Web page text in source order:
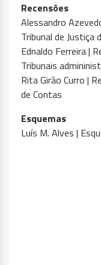
Recensões
Alessandro
Tribunal de Justiça
Ednaldo Ferreira |
Tribunais
Rita Girão Curro |
de Contas
Esquemas
Luís M. Alves |